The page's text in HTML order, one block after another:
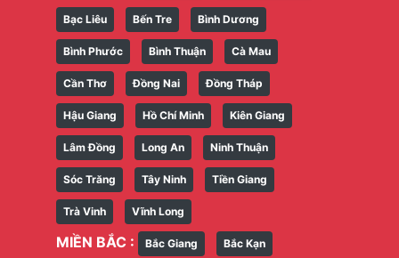
Bạc Liêu Bến Tre Bình Dương
Bình Phước Bình Thuận Cà Mau
Cần Thơ Đồng Nai Đồng Tháp
Hậu Giang Hồ Chí Minh Kiên Giang
Lâm Đồng Long An Ninh Thuận
Sóc Trăng Tây Ninh Tiền Giang
Trà Vinh Vĩnh Long
MIỀN BẮC : Bắc Giang Bắc Kạn